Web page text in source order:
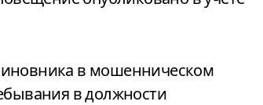
в мошенническом
в должности